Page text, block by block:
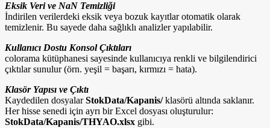
Eksik Veri ve NaN Temizliği
İndirilen verilerdeki eksik veya bozuk kayıtlar otomatik olarak
temizlenir. Bu sayede daha sağlıklı analizler yapılabilir.
Kullanıcı Dostu Konsol Çıktıları
colorama kütüphanesi sayesinde kullanıcıya renkli ve bilgilendirici
çıktılar sunulur (örn. yeşil = başarı, kırmızı = hata).
Klasör Yapısı ve Çıktı
Kaydedilen dosyalarStokData/Kapanis/klasörü altında saklanır.
Her hisse senedi için ayrı bir Excel dosyası oluşturulur:
StokData/Kapanis/THYAO.xlsx gibi.